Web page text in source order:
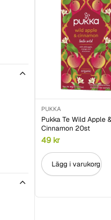
PUKKA
Pukka Te Wild Apple
Cinnamon 20st
49 kr
Lägg i varukorg